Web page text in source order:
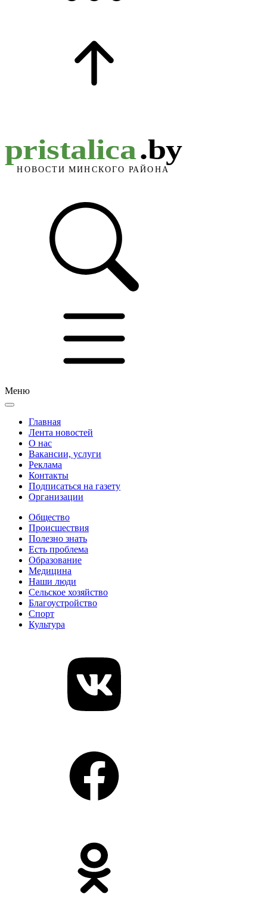
Меню
Главная
Лента новостей
О нас
Вакансии, услуги
Реклама
Контакты
Подписаться на газету
Организации
Общество
Происшествия
Полезно знать
Есть проблема
Образование
Медицина
Наши люди
Сельское хозяйство
Благоустройство
Спорт
Культура